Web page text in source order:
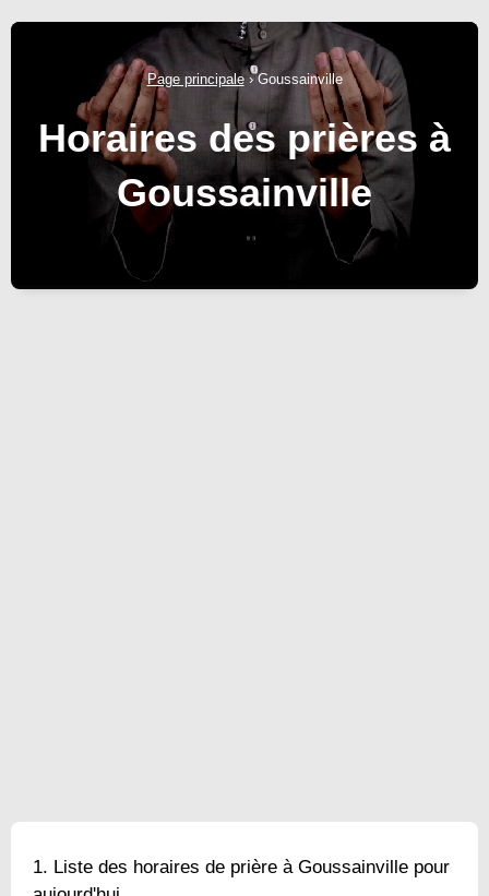
Page principale›Goussainville
Horaires des prières à
Goussainville
Liste des horaires de prière à Goussainville pour